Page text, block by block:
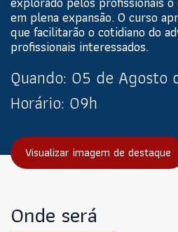
em plena expansão. O curso
que facilitarão o cotidiano do
profissionais interessados.
Quando: 05 de Agosto
Horário: 09h
Visualizar imagem de destaque
Onde será